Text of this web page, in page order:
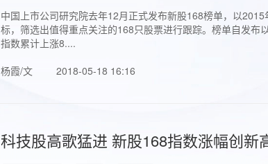
中国上市公司研究院去年12月正式发布新股168榜单，以
标，筛选出值得重点关注的168只股票进行跟踪。榜单自发
指数累计上涨8....
杨霞/文
2018-05-18 16:16
科技股高歌猛进 新股168指数涨幅创新